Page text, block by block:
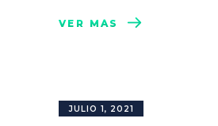
VER MÁS
JULIO 1, 2021